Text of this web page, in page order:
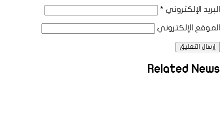
البريد الإلكتروني *
الموقع الإلكتروني
Related News